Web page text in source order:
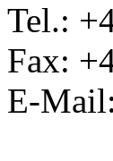
Tel.:
Fax:
E-